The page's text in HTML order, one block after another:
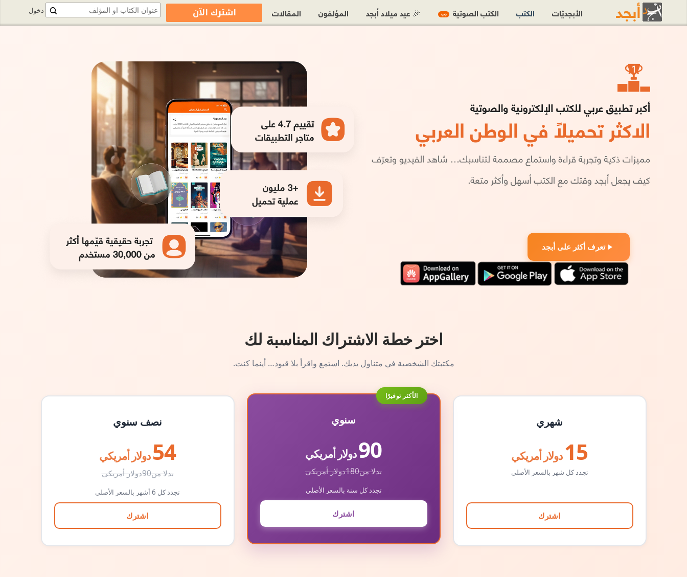
تعرف أكثر على أبجد
اختر خطة الاشتراك المناسبة لك
مكتبتك الشخصية في متناول يديك. استمع واقرأ بلا قيود… أينما كنت.
شهري
15 دولار أمريكي
تجدد كل شهر بالسعر الأصلي
اشترك
الأكثر توفيرًا
سنوي
90دولار أمريكي
بدلا من180دولار أمريكي
تجدد كل سنة بالسعر الأصلي
اشترك
نصف سنوي
54 دولار أمريكي
بدلا من90دولار أمريكي
تجدد كل 6 أشهر بالسعر الأصلي
اشترك
دخول الأبجديّات الكتب الكتب الصوتية جديد 🎉 عيد ميلاد أبجد المؤلفون المقالات اشترك الآن